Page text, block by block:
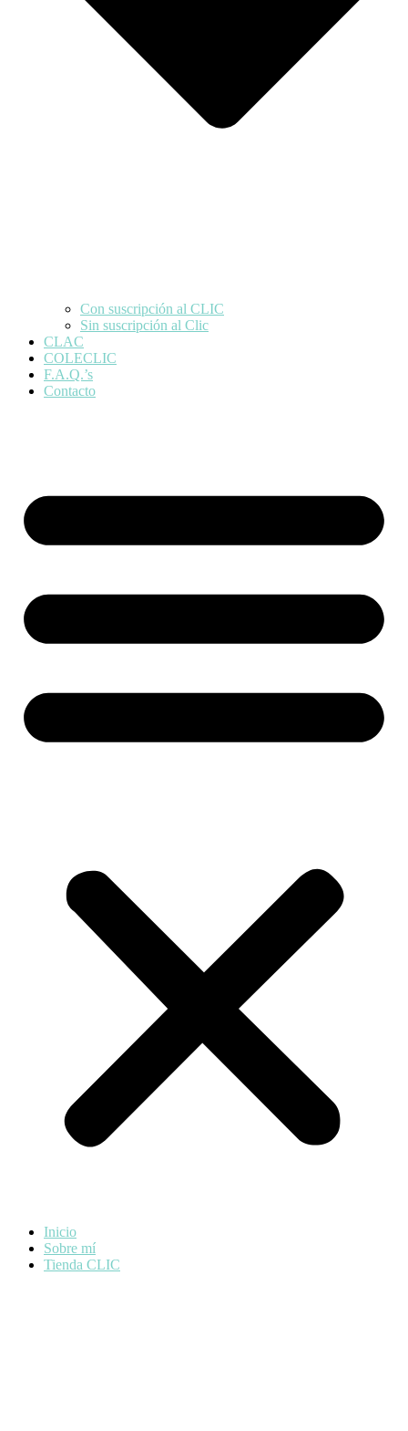
Con suscripción al CLIC
Sin suscripción al Clic
CLAC
COLECLIC
F.A.Q.’s
Contacto
Inicio
Sobre mí
Tienda CLIC